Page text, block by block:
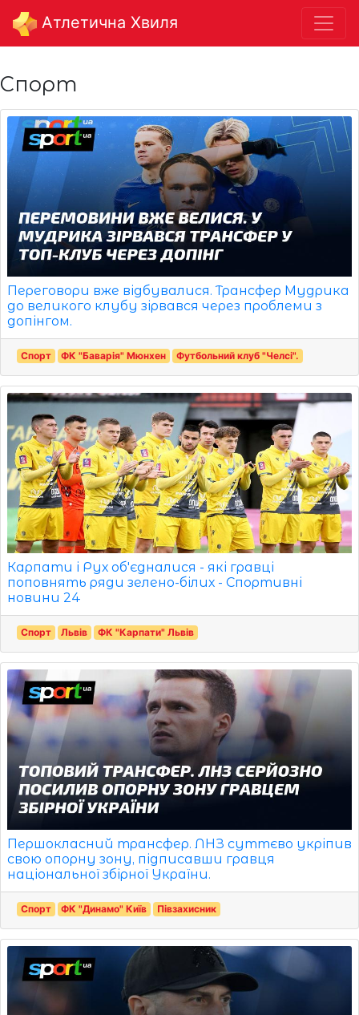
Aтлетична Хвиля
Спорт
Переговори вже відбувалися. Трансфер Мудрика
до великого клубу зірвався через проблеми з
допінгом.
Спорт ФК "Баварія" Мюнхен Футбольний клуб "Челсі".
Карпати і Рух об'єдналися - які гравці
поповнять ряди зелено-білих - Спортивні
новини 24
Спорт Львів ФК "Карпати" Львів
Першокласний трансфер. ЛНЗ суттєво укріпив
свою опорну зону, підписавши гравця
національної збірної України.
Спорт ФК "Динамо" Київ Півзахисник